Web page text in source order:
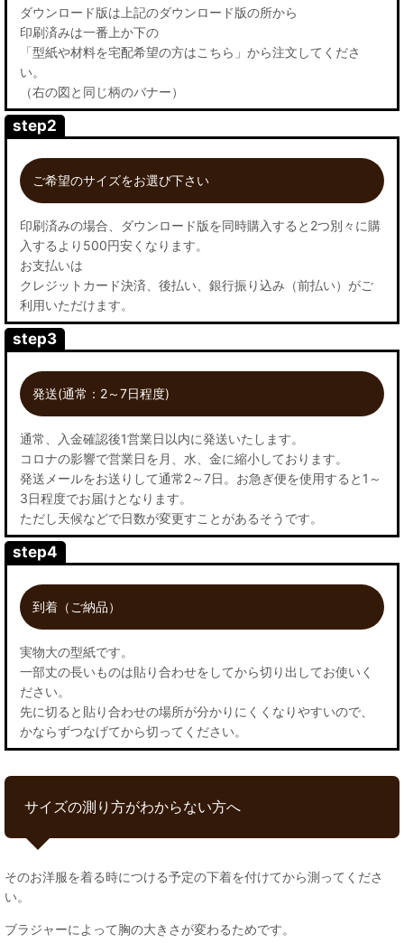
ダウンロード版は上記のダウンロード版の所から
印刷済みは一番上か下の
「型紙や材料を宅配希望の方はこちら」から注文してくださ
い。
（右の図と同じ柄のバナー）
step2
ご希望のサイズをお選び下さい
印刷済みの場合、ダウンロード版を同時購入すると2つ別々に購
入するより500円安くなります。
お支払いは
クレジットカード決済、後払い、銀行振り込み（前払い）がご
利用いただけます。
step3
発送(通常：2～7日程度)
通常、入金確認後1営業日以内に発送いたします。
コロナの影響で営業日を月、水、金に縮小しております。
発送メールをお送りして通常2～7日。お急ぎ便を使用すると1～
3日程度でお届けとなります。
ただし天候などで日数が変更すことがあるそうです。
step4
到着（ご納品）
実物大の型紙です。
一部丈の長いものは貼り合わせをしてから切り出してお使いく
ださい。
先に切ると貼り合わせの場所が分かりにくくなりやすいので、
かならずつなげてから切ってください。
サイズの測り方がわからない方へ
そのお洋服を着る時につける予定の下着を付けてから測ってくださ
い。
ブラジャーによって胸の大きさが変わるためです。